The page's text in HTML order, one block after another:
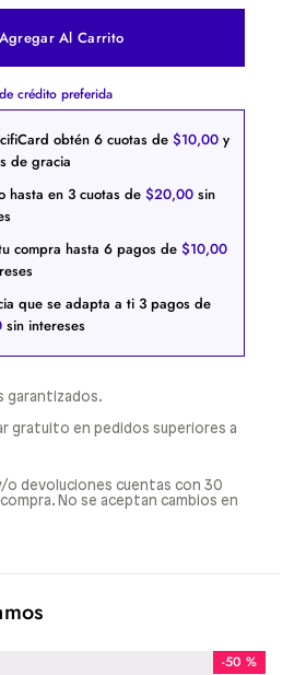
Agregar Al Carrito
crédito preferida
obtén 6 cuotas de $10,00 y
de gracia
hasta en 3 cuotas de $20,00 sin
compra hasta 6 pagos de $10,00
que se adapta a ti 3 pagos de
sin intereses
garantizados.
gratuito en pedidos superiores a
o devoluciones cuentas con 30
No se aceptan cambios en
-50 %